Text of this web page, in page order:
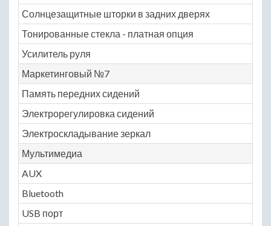
Солнцезащитные шторки в задних дверях
Тонированные стекла - платная опция
Усилитель руля
Маркетинговый №7
Память передних сидений
Электрорегулировка сидений
Электроскладывание зеркал
Мультимедиа
AUX
Bluetooth
USB порт